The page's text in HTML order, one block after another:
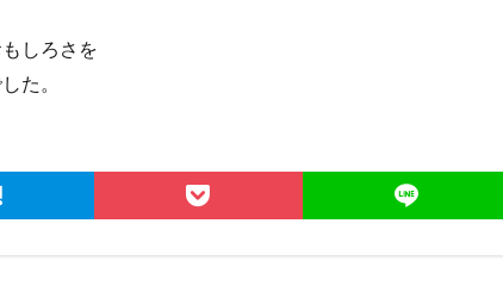
しろさを
た。